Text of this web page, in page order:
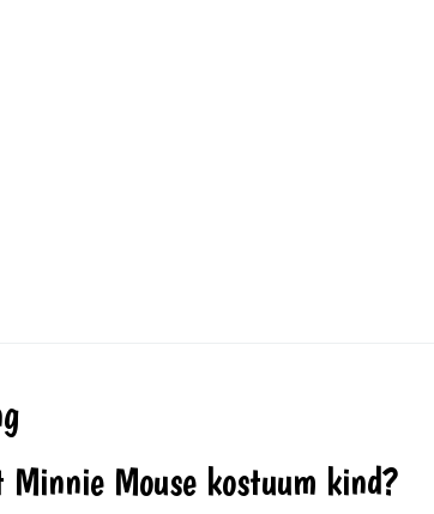
Minnie Mouse kostuum kind?